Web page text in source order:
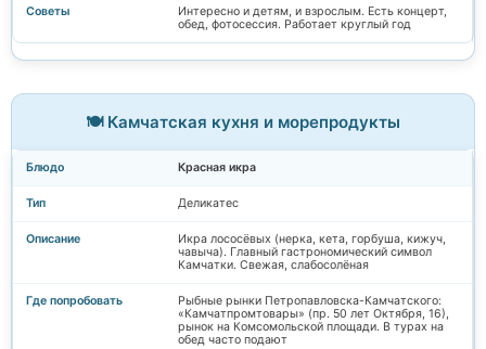
Интересно и детям, и взрослым. Есть концерт,
обед, фотосессия. Работает круглый год
🍽️ Камчатская кухня и морепродукты
Красная икра
Деликатес
Икра лососёвых (нерка, кета, горбуша, кижуч,
чавыча). Главный гастрономический символ
Камчатки. Свежая, слабосолёная
Рыбные рынки Петропавловска-Камчатского:
«Камчатпромтовары» (пр. 50 лет Октября, 16),
рынок на Комсомольской площади. В турах на
обед часто подают